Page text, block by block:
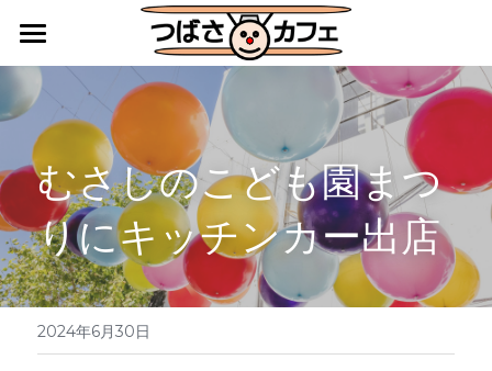
HOME
カフェレストラン
キッチンカー・地域活動
障害福祉サービス施設としての活動
アクセス
ご利用案内
むさしのこども園まつ
りにキッチンカー出店
2024年6月30日